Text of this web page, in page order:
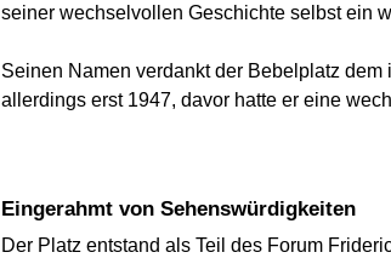
seiner wechselvollen Geschichte selbst ein
Seinen Namen verdankt der Bebelplatz
allerdings erst 1947, davor hatte er eine
Eingerahmt von Sehenswürdigkeiten
Der Platz entstand als Teil des Forum